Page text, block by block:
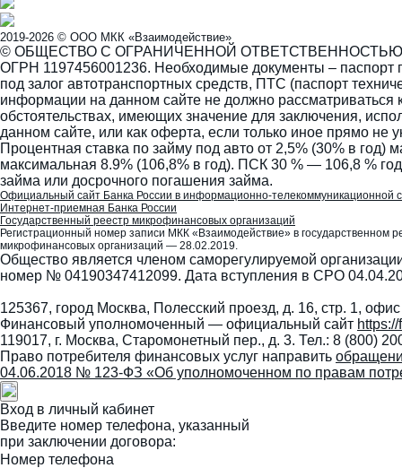
2019-2026 © ООО МКК «Взаимодействие»
© ОБЩЕСТВО С ОГРАНИЧЕННОЙ ОТВЕТСТВЕННОСТЬЮ
ОГРН 1197456001236. Необходимые документы –
под залог автотранспортных средств, ПТС (паспорт
информации на данном сайте не должно рассматриваться
обстоятельствах, имеющих значение для заключения,
данном сайте, или как оферта, если только иное прямо не
Процентная ставка по займу под авто от 2,5% (30% в
максимальная 8.9% (106,8% в год). ПСК 30 % — 106,8 %
займа или досрочного погашения займа.
Официальный сайт Банка России в информационно-телекоммуникационной
Интернет-приемная Банка России
Государственный реестр микрофинансовых организаций
Регистрационный номер записи МКК «Взаимодействие» в
микрофинансовых организаций — 28.02.2019.
Общество является членом саморегулируемой
номер № 04190347412099. Дата вступления в СРО
125367, город Москва, Полесский проезд, д. 16, стр. 1,
Финансовый уполномоченный — официальный сайт
119017, г. Москва, Старомонетный пер., д. 3. Тел.: 8 (800)
Право потребителя финансовых услуг направить
04.06.2018 № 123-ФЗ «Об уполномоченном по правам
Вход в личный кабинет
Введите номер телефона, указанный
при заключении договора:
Номер телефона